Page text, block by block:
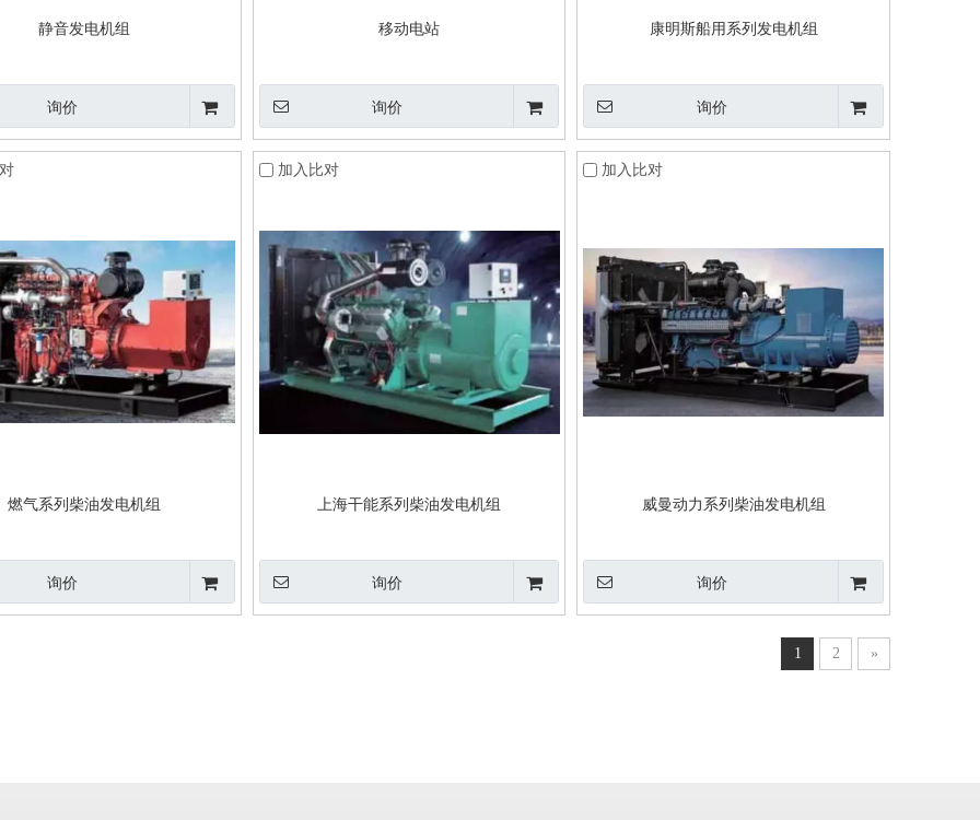
静音发电机组
询价
移动电站
询价
康明斯船用系列发电机组
询价
燃气系列柴油发电机组
询价
加入比对
上海干能系列柴油发电机组
询价
加入比对
威曼动力系列柴油发电机组
询价
1 2 »